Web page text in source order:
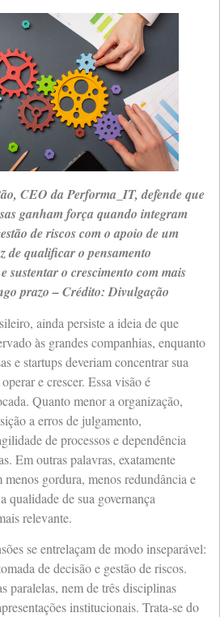
CEO da Performa_IT, defende que
ganham força quando integram
de riscos com o apoio de um
de qualificar o pensamento
sustentar o crescimento com mais
prazo – Crédito: Divulgação
ainda persiste a ideia de que
às grandes companhias, enquanto
e startups deveriam concentrar sua
e crescer. Essa visão é
Quanto menor a organização,
a erros de julgamento,
de processos e dependência
Em outras palavras, exatamente
menos gordura, menos redundância e
qualidade de sua governança
relevante.
se entrelaçam de modo inseparável:
de decisão e gestão de riscos.
paralelas, nem de três disciplinas
institucionais. Trata-se do